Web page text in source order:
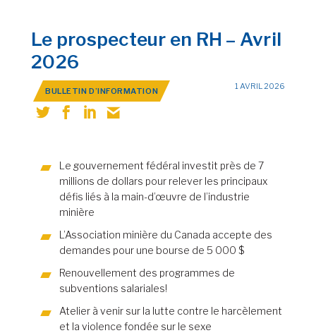
Le prospecteur en RH – Avril
2026
BULLETIN D’INFORMATION 1 AVRIL 2026
Le gouvernement fédéral investit près de 7
millions de dollars pour relever les principaux
défis liés à la main-d’œuvre de l’industrie
minière
L’Association minière du Canada accepte des
demandes pour une bourse de 5 000 $
Renouvellement des programmes de
subventions salariales!
Atelier à venir sur la lutte contre le harcèlement
et la violence fondée sur le sexe